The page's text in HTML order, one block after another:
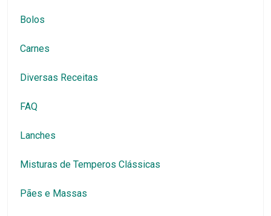
Bolos
Carnes
Diversas Receitas
FAQ
Lanches
Misturas de Temperos Clássicas
Pães e Massas